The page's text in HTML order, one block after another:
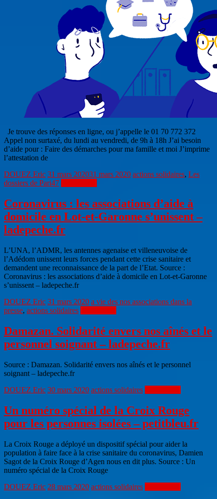
Je trouve des réponses en ligne, ou j’appelle le 01 70 772 372
Appel non surtaxé, du lundi au vendredi, de 9h à 18h J’ai besoin
d’aide pour : Faire des démarches pour ma famille et moi J’imprime
l’attestation de
DOUEZ Eric 31 mars 202031 mars 2020 actions solidaires, Les
dossiers de Pari47
Coronavirus : les associations d’aide à
domicile en Lot-et-Garonne s’unissent –
ladepeche.fr
L’UNA, l’ADMR, les antennes agenaise et villeneuvoise de
l’Adédom unissent leurs forces pendant cette crise sanitaire et
demandent une reconnaissance de la part de l’Etat. Source :
Coronavirus : les associations d’aide à domicile en Lot-et-Garonne
s’unissent – ladepeche.fr
DOUEZ Eric 31 mars 2020 a vie des nos associations dans la
presse, actions solidaires
Damazan. Solidarité envers nos aînés et le
personnel soignant – ladepeche.fr
Source : Damazan. Solidarité envers nos aînés et le personnel
soignant – ladepeche.fr
DOUEZ Eric 30 mars 2020 actions solidaires
Un numéro spécial de la Croix Rouge
pour les personnes isolées – petitbleu.fr
La Croix Rouge a déployé un dispositif spécial pour aider la
population à faire face à la crise sanitaire du coronavirus, Damien
Sagot de la Croix Rouge d’Agen nous en dit plus. Source : Un
numéro spécial de la Croix Rouge
DOUEZ Eric 28 mars 2020 actions solidaires